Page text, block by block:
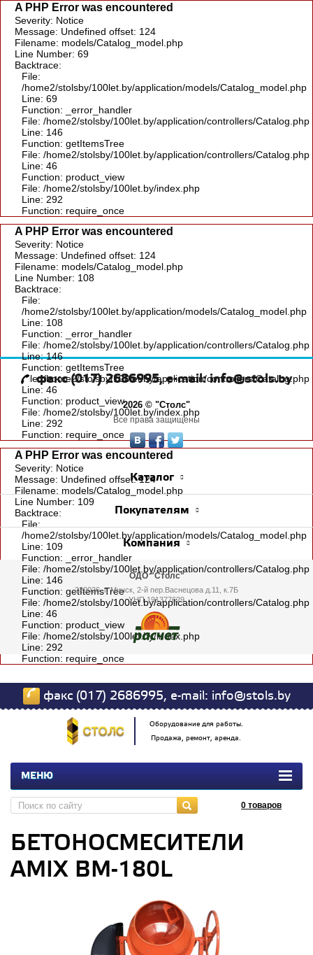
A PHP Error was encountered
Severity: Notice
Message: Undefined offset: 124
Filename: models/Catalog_model.php
Line Number: 69
Backtrace:
File:
/home2/stolsby/100let.by/application/models/Catalog_model.php
Line: 69
Function: _error_handler
File: /home2/stolsby/100let.by/application/controllers/Catalog.php
Line: 146
Function: getItemsTree
File: /home2/stolsby/100let.by/application/controllers/Catalog.php
Line: 46
Function: product_view
File: /home2/stolsby/100let.by/index.php
Line: 292
Function: require_once
A PHP Error was encountered
Severity: Notice
Message: Undefined offset: 124
Filename: models/Catalog_model.php
Line Number: 108
Backtrace:
File:
/home2/stolsby/100let.by/application/models/Catalog_model.php
Line: 108
Function: _error_handler
File: /home2/stolsby/100let.by/application/controllers/Catalog.php
Line: 146
Function: getItemsTree
File: /home2/stolsby/100let.by/application/controllers/Catalog.php
Line: 46
Function: product_view
File: /home2/stolsby/100let.by/index.php
Line: 292
Function: require_once
A PHP Error was encountered
Severity: Notice
Message: Undefined offset: 124
Filename: models/Catalog_model.php
Line Number: 109
Backtrace:
File:
/home2/stolsby/100let.by/application/models/Catalog_model.php
Line: 109
Function: _error_handler
File: /home2/stolsby/100let.by/application/controllers/Catalog.php
Line: 146
Function: getItemsTree
File: /home2/stolsby/100let.by/application/controllers/Catalog.php
Line: 46
Function: product_view
File: /home2/stolsby/100let.by/index.php
Line: 292
Function: require_once
факс (017) 2686995, e-mail: info@stols.by
2026 © "Столс"
Все права защищены
Каталог
Покупателям
Компания
ОДО "Столс"
220026, г. Минск, 2-й пер.Васнецова д.11, к.7Б
УНП 191377629
факс (017) 2686995, e-mail: info@stols.by
Оборудование для работы.
Продажа, ремонт, аренда.
МЕНЮ
0 товаров
БЕТОНОСМЕСИТЕЛИ
AMIX BM-180L